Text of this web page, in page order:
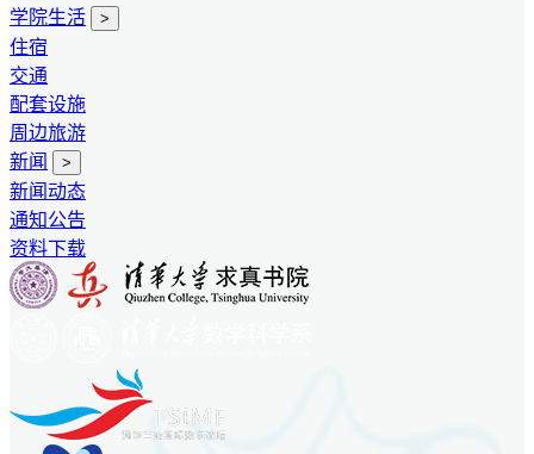
学院生活
>
住宿
交通
配套设施
周边旅游
新闻
>
新闻动态
通知公告
资料下载